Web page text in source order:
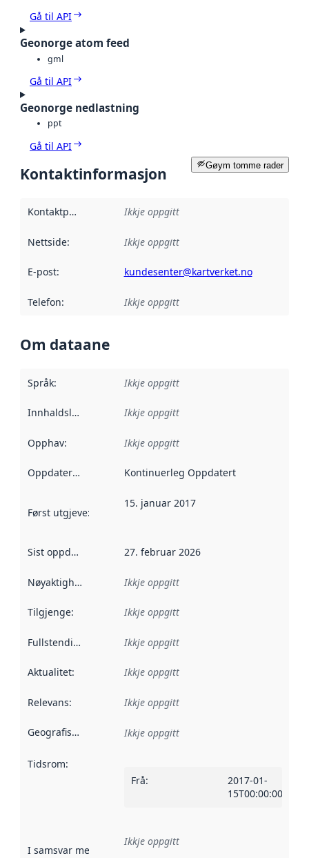
Gå til API
Geonorge atom feed
gml
Gå til API
Geonorge nedlastning
ppt
Gå til API
Gøym tomme rader
Kontaktinformasjon
Kontaktpunkt Ikkje oppgitt
Nettside: Ikkje oppgitt
E-post: kundesenter@kartverket.no
Telefon: Ikkje oppgitt
Om dataane
Språk: Ikkje oppgitt
Innhaldsleverandørar :
Ikkje oppgitt
Opphav: Ikkje oppgitt
Oppdateringsfrekvens :
Kontinuerleg Oppdatert
Først utgjeve: Denne datoen seier når dataa i dette
15. januar 2017
Sist oppdatert 27. februar 2026
Nøyaktigheit Ikkje oppgitt
Tilgjenge: Ikkje oppgitt
Fullstendigheit Ikkje oppgitt
Aktualitet: Ikkje oppgitt
Relevans: Ikkje oppgitt
Geografisk område Ikkje oppgitt
Tidsrom:
Frå:
2017-01-
15T00:00:00Z
I samsvar med Referanse til ei implementeringsregel eller
Ikkje oppgitt